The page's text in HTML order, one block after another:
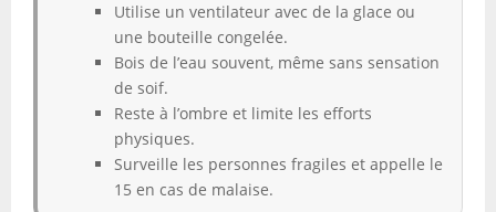
Utilise un ventilateur avec de la glace ou
une bouteille congelée.
Bois de l’eau souvent, même sans sensation
de soif.
Reste à l’ombre et limite les efforts
physiques.
Surveille les personnes fragiles et appelle le
15 en cas de malaise.